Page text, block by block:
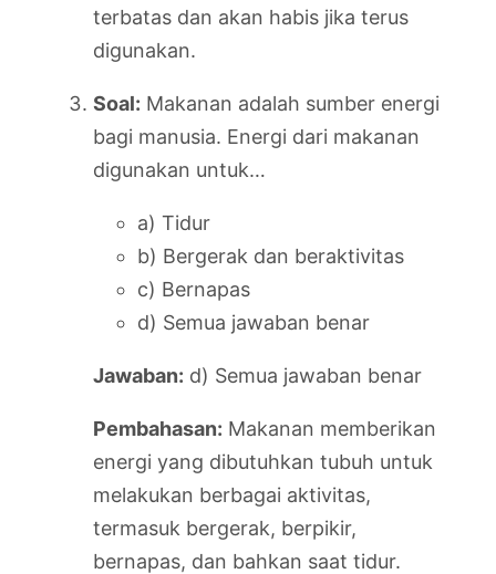
terbatas dan akan habis jika terus
digunakan.
Soal: Makanan adalah sumber energi
bagi manusia. Energi dari makanan
digunakan untuk…
a) Tidur
b) Bergerak dan beraktivitas
c) Bernapas
d) Semua jawaban benar
Jawaban: d) Semua jawaban benar
Pembahasan: Makanan memberikan
energi yang dibutuhkan tubuh untuk
melakukan berbagai aktivitas,
termasuk bergerak, berpikir,
bernapas, dan bahkan saat tidur.